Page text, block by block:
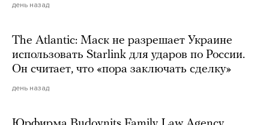
день назад
The Atlantic: Маск не разрешает Украине
использовать Starlink для ударов по России.
Он считает, что «пора заключать сделку»
день назад